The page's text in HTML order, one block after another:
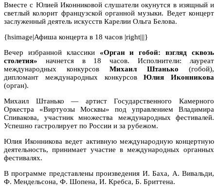
Вместе с Юлией Иконниковой слушатели окунутся в изящный и
светлый колорит французской органной музыки. Ведет концерт
заслуженный деятель искусств Карелии Ольга Белова.
{hsimage|Афиша концерта в 18 часов |right|||}
Вечер избранной классики «Орган и гобой: взгляд сквозь
столетия» начнется в 18 часов. Исполнители: лауреат
международных конкурсов Михаил Штанько (гобой),
дипломант международных конкурсовЮлия Иконникова
(орган).
Михаил Штанько — артист Государственного Камерного
Оркестра «Виртуозы Москвы» под управлением Владимира
Спивакова, участник множества международных фестивалей.
Успешно гастролирует по России и за рубежом.
Юлия Иконникова ведет активную международную концертную
деятельность, принимает участие в международных органных
фестивалях.
В программе представлены произведения И. Баха, А. Вивальди,
Ф. Мендельсона, Ф. Шопена, И. Кребса, Б. Бриттена.